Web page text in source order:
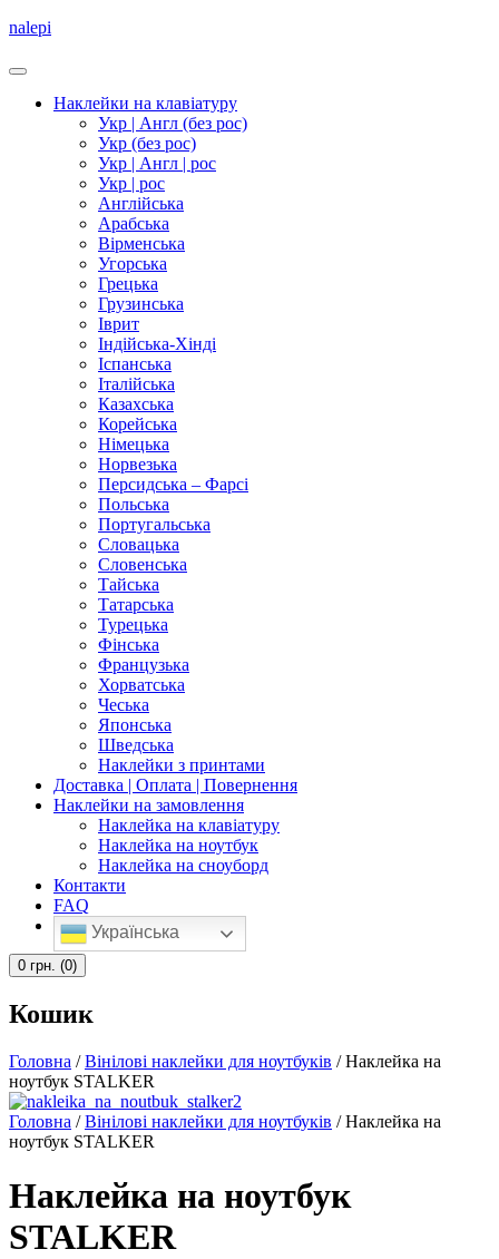
nalepi
Наклейки на клавіатуру
Укр | Англ (без рос)
Укр (без рос)
Укр | Англ | рос
Укр | рос
Англійська
Арабська
Вірменська
Угорська
Грецька
Грузинська
Іврит
Індійська-Хінді
Іспанська
Італійська
Казахська
Корейська
Німецька
Норвезька
Персидська – Фарсі
Польська
Португальська
Словацька
Словенська
Тайська
Татарська
Турецька
Фінська
Французька
Хорватська
Чеська
Японська
Шведська
Наклейки з принтами
Доставка | Оплата | Повернення
Наклейки на замовлення
Наклейка на клавіатуру
Наклейка на ноутбук
Наклейка на сноуборд
Контакти
FAQ
Українська
0 грн. (0)
Кошик
Головна /Вінілові наклейки для ноутбуків / Наклейка на
ноутбук STALKER
Головна /Вінілові наклейки для ноутбуків / Наклейка на
ноутбук STALKER
Наклейка на ноутбук
STALKER